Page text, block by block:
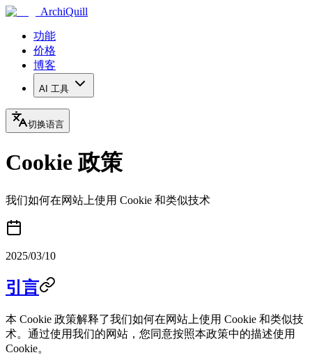
ArchiQuill
功能
价格
博客
AI 工具
切换语言
Cookie 政策
我们如何在网站上使用 Cookie 和类似技术
2025/03/10
引言
本 Cookie 政策解释了我们如何在网站上使用 Cookie 和类似技
术。通过使用我们的网站，您同意按照本政策中的描述使用
Cookie。